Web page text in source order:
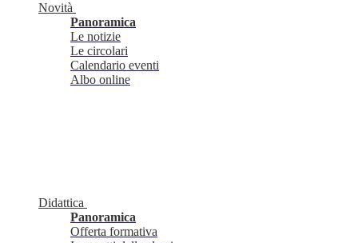
Novità
Panoramica
Le notizie
Le circolari
Calendario eventi
Albo online
Didattica
Panoramica
Offerta formativa